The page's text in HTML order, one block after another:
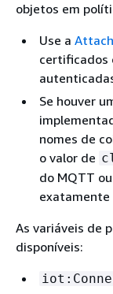
objetos em
Use a
certificados
Se houver
nomes de
o valor de
do MQTT
exatamente
As variáveis de
disponíveis: